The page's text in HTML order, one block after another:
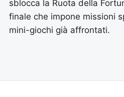
sblocca la Ruota della
finale che impone missioni
mini-giochi già affrontati.